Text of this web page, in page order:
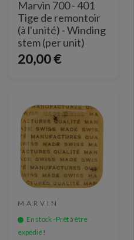
Marvin 700 - 401
Tige de remontoir
(à l'unité) - Winding
stem (per unit)
20,00 €
MARVIN
En stock - Prêt à être
expédié !